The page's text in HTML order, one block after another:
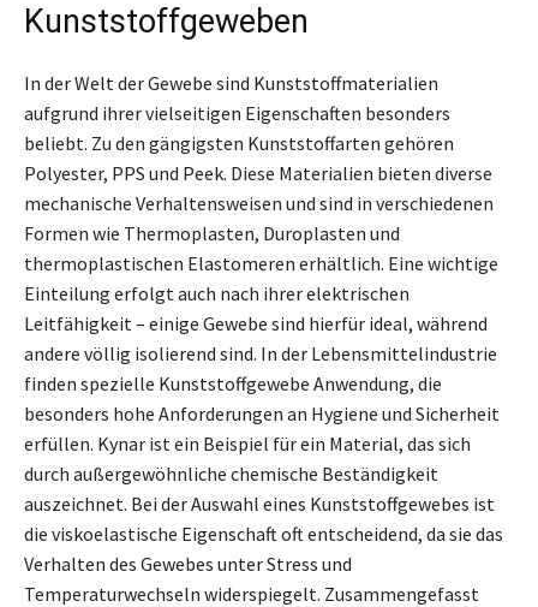
Kunststoffgeweben
In der Welt der Gewebe sind Kunststoffmaterialien
aufgrund ihrer vielseitigen Eigenschaften besonders
beliebt. Zu den gängigsten Kunststoffarten gehören
Polyester, PPS und Peek. Diese Materialien bieten diverse
mechanische Verhaltensweisen und sind in verschiedenen
Formen wie Thermoplasten, Duroplasten und
thermoplastischen Elastomeren erhältlich. Eine wichtige
Einteilung erfolgt auch nach ihrer elektrischen
Leitfähigkeit – einige Gewebe sind hierfür ideal, während
andere völlig isolierend sind. In der Lebensmittelindustrie
finden spezielle Kunststoffgewebe Anwendung, die
besonders hohe Anforderungen an Hygiene und Sicherheit
erfüllen. Kynar ist ein Beispiel für ein Material, das sich
durch außergewöhnliche chemische Beständigkeit
auszeichnet. Bei der Auswahl eines Kunststoffgewebes ist
die viskoelastische Eigenschaft oft entscheidend, da sie das
Verhalten des Gewebes unter Stress und
Temperaturwechseln widerspiegelt. Zusammengefasst